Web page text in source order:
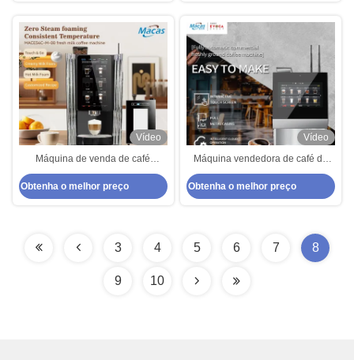
Vídeo
Máquina de venda de café
comercial concebida para operar
silenciosamente e eficientemente
Ideal para bibliotecas e espaços
Obtenha o melhor preço
Vídeo
Máquina vendedora de café de
mesa de cappuccino-latte com
função IOT
Obtenha o melhor preço
3 4 5 6 7 8
9 10